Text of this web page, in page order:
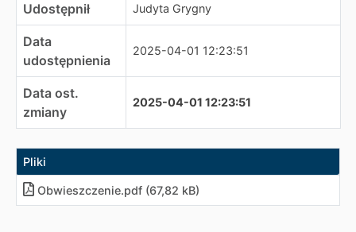
Udostępnił Judyta Grygny
Data
udostępnienia
2025-04-01 12:23:51
Data ost.
zmiany
2025-04-01 12:23:51
Pliki
Obwieszczenie.pdf (67,82 kB)